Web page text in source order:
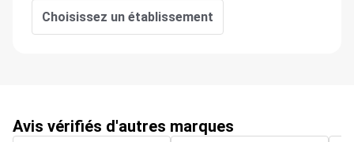
Choisissez un établissement
Avis vérifiés d'autres marques